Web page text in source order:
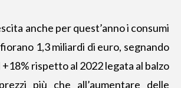
anche per quest’anno i consumi
1,3 miliardi di euro, segnando
rispetto al 2022 legata al balzo
più che all’aumentare delle